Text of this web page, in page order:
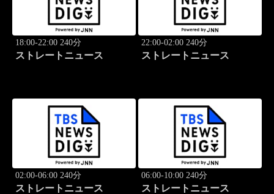
18:00-22:00 240分
ストレートニュース
22:00-02:00 240分
ストレートニュース
02:00-06:00 240分
ストレートニュース
06:00-10:00 240分
ストレートニュース